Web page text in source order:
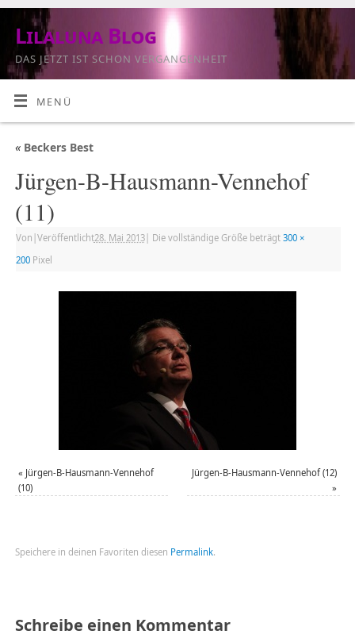
Lilaluna Blog
DAS JETZT IST SCHON VERGANGENHEIT
MENÜ
«Beckers Best
Jürgen-B-Hausmann-Vennehof
(11)
Von Veröffentlicht28. Mai 2013| Die vollständige Größe beträgt 300 ×
200Pixel
« Jürgen-B-Hausmann-Vennehof
(10)
Jürgen-B-Hausmann-Vennehof (12)
»
Speichere in deinen Favoriten diesen Permalink.
Schreibe einen Kommentar